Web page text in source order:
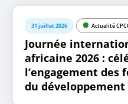
31 juillet 2026 Actualité
Journée
africaine 2026 :
l’engagement des
du